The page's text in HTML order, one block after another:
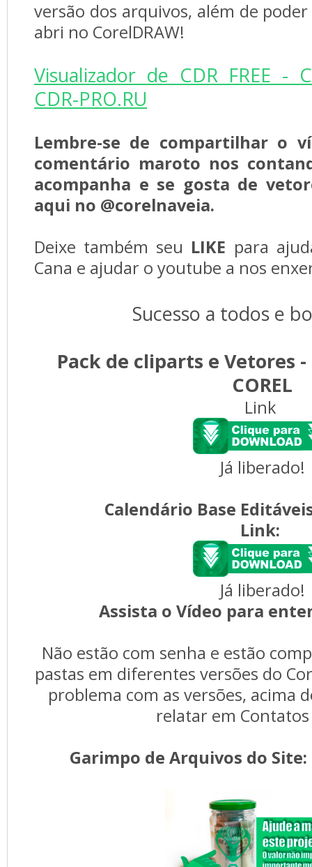
versão dos arquivos, além de
abri no CorelDRAW!
Visualizador de CDR FREE -
CDR-PRO.RU
Lembre-se de compartilhar o
comentário maroto nos
acompanha e se gosta de
aqui no @corelnaveia.
Deixe também seu LIKE para
Cana e ajudar o youtube a nos
Sucesso a todos e
Pack de cliparts e Vetores
COREL
Link
Já liberado!
Calendário Base
Link:
Já liberado!
Assista o Vídeo para
Não estão com senha e estão
pastas em diferentes versões do
problema com as versões, acima
relatar em
Garimpo de Arquivos do Site: